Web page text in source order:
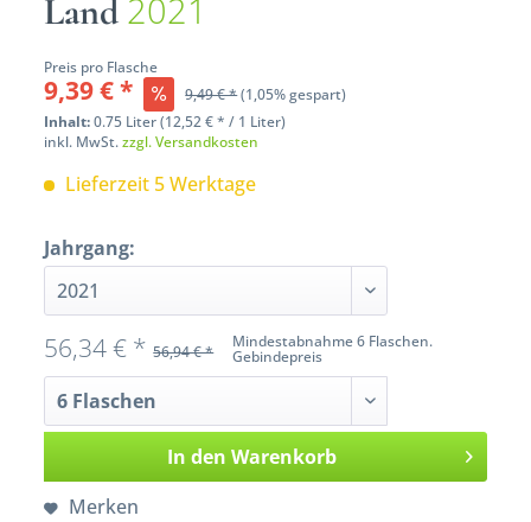
Land 2021
Preis pro Flasche
9,39 € * 9,49 € *(1,05% gespart)
Inhalt:0.75 Liter (12,52 € * / 1 Liter)
inkl. MwSt.zzgl. Versandkosten
Lieferzeit 5 Werktage
Jahrgang:
Mindestabnahme 6 Flaschen.
Gebindepreis
56,34 € * 56,94 € *
In den Warenkorb
Merken